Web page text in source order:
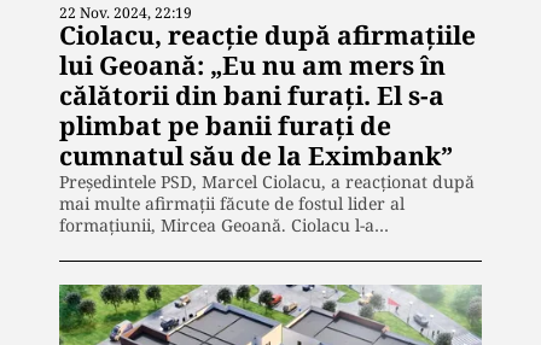
22 Nov. 2024, 22:19
Ciolacu, reacție după afirmațiile
lui Geoană: „Eu nu am mers în
călătorii din bani furaţi. El s-a
plimbat pe banii furați de
cumnatul său de la Eximbank”
Președintele PSD, Marcel Ciolacu, a reacționat după
mai multe afirmații făcute de fostul lider al
formațiunii, Mircea Geoană. Ciolacu l-a…